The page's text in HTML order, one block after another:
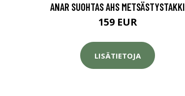
ANAR SUOHTAS AHS METSÄSTYSTAKKI
159 EUR
LISÄTIETOJA